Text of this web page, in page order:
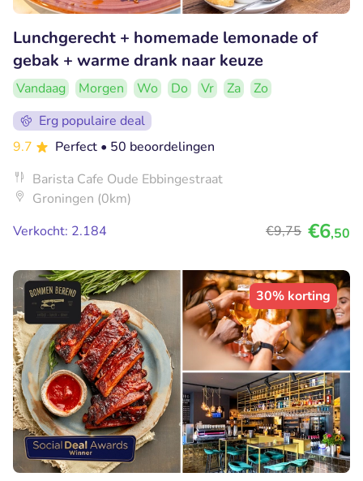
Lunchgerecht + homemade lemonade of
gebak + warme drank naar keuze
Vandaag Morgen Wo Do Vr Za
Zo
Erg populaire deal
9.7
Perfect • 50 beoordelingen
Barista Cafe Oude Ebbingestraat
Groningen (0km)
Verkocht: 2.184
€9,75 €6,50
30% korting